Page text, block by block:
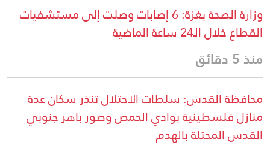
وزارة الصحة بغزة: 6 إصابات وصلت إلى مستشفيات
القطاع خلال الـ24 ساعة الماضية
منذ 5 دقائق
محافظة القدس: سلطات الاحتلال تنذر سكان عدة
منازل فلسطينية بوادي الحمص وصور باهر جنوبي
القدس المحتلة بالهدم